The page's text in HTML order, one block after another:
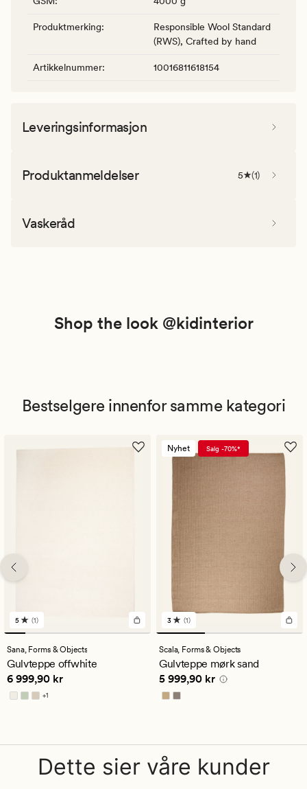
Produktmerking:
Responsible Wool Standard
(RWS), Crafted by hand
Artikkelnummer: 10016811618154
Leveringsinformasjon
Produktanmeldelser 5 (1)
Vaskeråd
Shop the look @kidinterior
Bestselgere innenfor samme kategori
1
anmeldelser
med
en
gjennomsnittlig
vurdering
på
5
5 (1)
Sana, Forms & Objects
Gulvteppe offwhite
Pris 6 999,90 kr
6 999,90 kr
+1
Tilgjengelig i flere farger
Nyhet Salg -70%*
1
anmeldelser
med
en
gjennomsnittlig
vurdering
på
3
3 (1)
Scala, Forms & Objects
Gulvteppe mørk sand
Pris 5 999,90 kr
5 999,90 kr
Dette sier våre kunder